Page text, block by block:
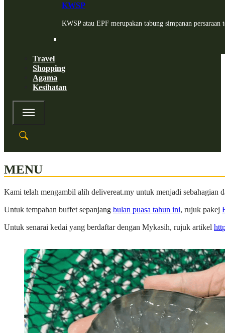
KWSP
KWSP atau EPF merupakan tabung simpanan persaraan
Travel
Shopping
Agama
Kesihatan
MENU
Kami telah mengambil alih delivereat.my untuk menjadi sebahagian
Untuk tempahan buffet sepanjang bulan puasa tahun ini, rujuk pakej
Untuk senarai kedai yang berdaftar dengan Mykasih, rujuk artikel